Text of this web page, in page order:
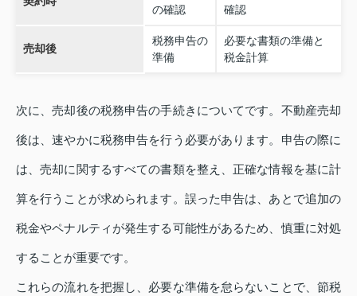
の確認
確認
売却後
税務申告の
準備
必要な書類の準備と
税金計算
次に、売却後の税務申告の手続きについてです。不動産売却
後は、速やかに税務申告を行う必要があります。申告の際に
は、売却に関するすべての書類を整え、正確な情報を基に計
算を行うことが求められます。誤った申告は、あとで追加の
税金やペナルティが発生する可能性があるため、慎重に対処
することが重要です。
これらの流れを把握し、必要な準備を怠らないことで、節税